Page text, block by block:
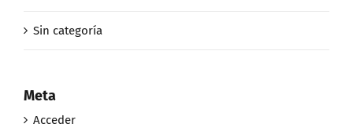
Sin categoría
Meta
Acceder